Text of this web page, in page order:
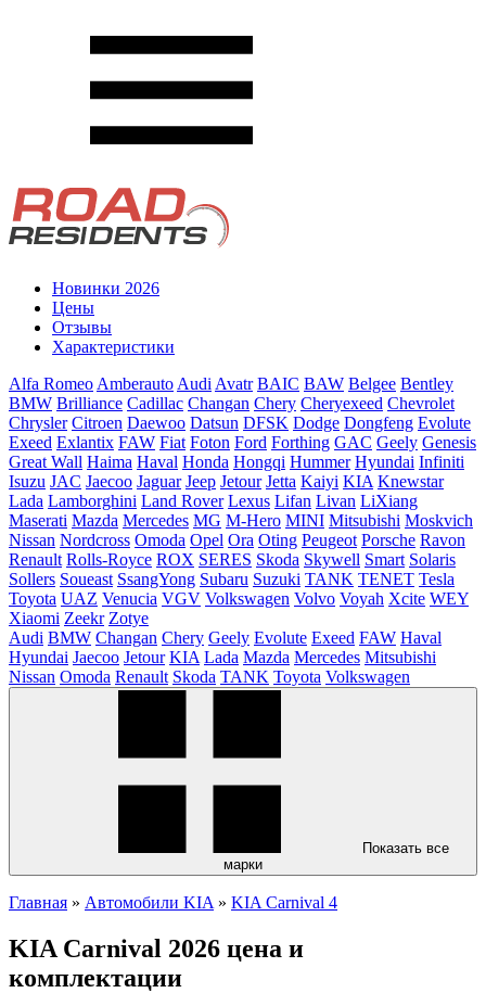
Новинки 2026
Цены
Отзывы
Характеристики
Alfa Romeo Amberauto Audi Avatr BAIC BAW Belgee Bentley
BMW Brilliance Cadillac Changan Chery Cheryexeed Chevrolet
Chrysler Citroen Daewoo Datsun DFSK Dodge Dongfeng Evolute
Exeed Exlantix FAW Fiat Foton Ford Forthing GAC Geely Genesis
Great Wall Haima Haval Honda Hongqi Hummer Hyundai Infiniti
Isuzu JAC Jaecoo Jaguar Jeep Jetour Jetta Kaiyi KIA Knewstar
Lada Lamborghini Land Rover Lexus Lifan Livan LiXiang
Maserati Mazda Mercedes MG M-Hero MINI Mitsubishi Moskvich
Nissan Nordcross Omoda Opel Ora Oting Peugeot Porsche Ravon
Renault Rolls-Royce ROX SERES Skoda Skywell Smart Solaris
Sollers Soueast SsangYong Subaru Suzuki TANK TENET Tesla
Toyota UAZ Venucia VGV Volkswagen Volvo Voyah Xcite WEY
Xiaomi Zeekr Zotye
Audi BMW Changan Chery Geely Evolute Exeed FAW Haval
Hyundai Jaecoo Jetour KIA Lada Mazda Mercedes Mitsubishi
Nissan Omoda Renault Skoda TANK Toyota Volkswagen
Показать все
марки
Главная » Автомобили KIA » KIA Carnival 4
KIA Carnival 2026 цена и
комплектации